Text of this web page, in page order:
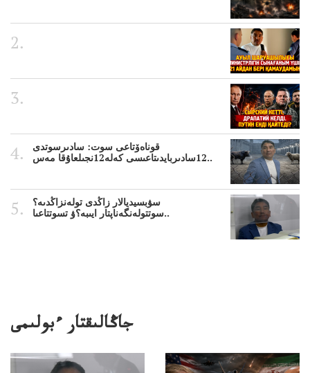
قوناەۆتاعى سوت: سادىرسوتدى
12سادىربايدىتاعىسى كەلە12نجىلعاۇقا مەس..
سۋبسيديالار زاڭدى تولەنزاڭدىە؟
سوتتولەنگەناپتار ايىبە؟ۋ تسوتتاعىا..
جاڭالىقتار ءبولىمى